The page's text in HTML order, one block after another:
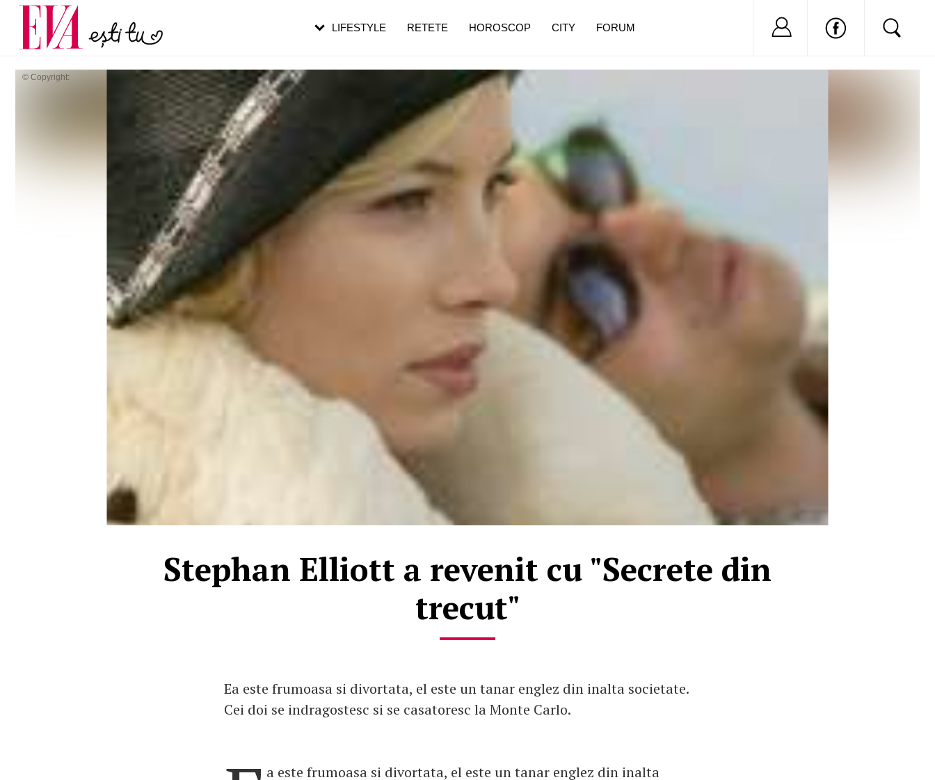
© Copyright:
Stephan Elliott a revenit cu "Secrete din
trecut"
Ea este frumoasa si divortata, el este un tanar englez din inalta societate.
Cei doi se indragostesc si se casatoresc la Monte Carlo.
a este frumoasa si divortata, el este un tanar englez din inalta
LIFESTYLE RETETE HOROSCOP CITY FORUM Nu ai cont?
Carieră
Actualitate
pe măsură ce înaintezi în vârstă
de dureroasă este investigația